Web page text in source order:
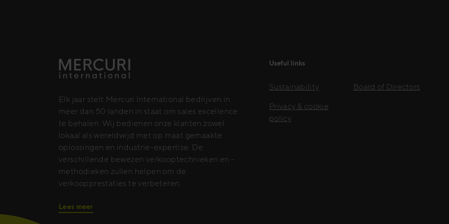
Elk jaar stelt Mercuri International bedrijven in
meer dan 50 landen in staat om sales excellence
te behalen. Wij bedienen onze klanten zowel
lokaal als wereldwijd met op maat gemaakte
oplossingen en industrie-expertise. De
verschillende bewezen verkooptechnieken en -
methodieken zullen helpen om de
verkoopprestaties te verbeteren.
Lees meer
Useful links
Sustainability
Privacy & cookie
policy
Board of Directors